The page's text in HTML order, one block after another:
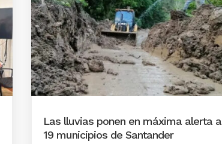
Las lluvias ponen en máxima alerta a
19 municipios de Santander